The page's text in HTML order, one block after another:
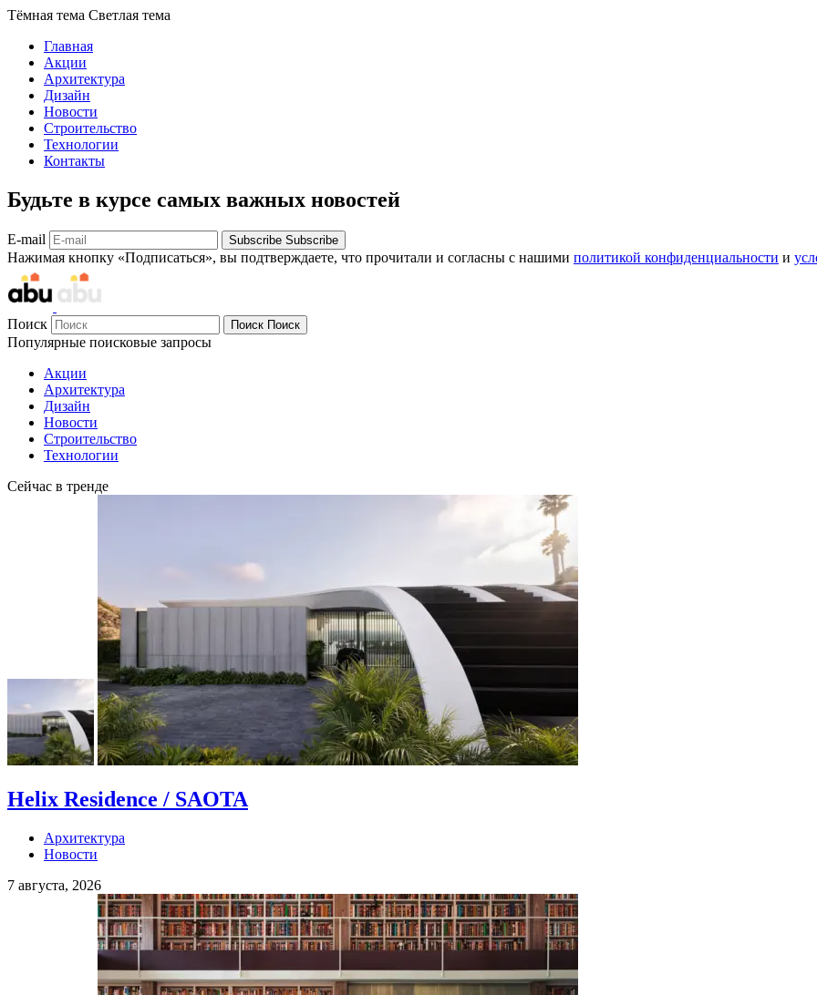
Тёмная тема Светлая тема
Главная
Акции
Архитектура
Дизайн
Новости
Строительство
Технологии
Контакты
Будьте в курсе самых важных новостей
E-mail Subscribe Subscribe
Нажимая кнопку «Подписаться», вы подтверждаете, что прочитали и согласны с нашими политикой конфиденциальности и
Поиск Поиск Поиск
Популярные поисковые запросы
Акции
Архитектура
Дизайн
Новости
Строительство
Технологии
Сейчас в тренде
Helix Residence / SAOTA
Архитектура
Новости
7 августа, 2026